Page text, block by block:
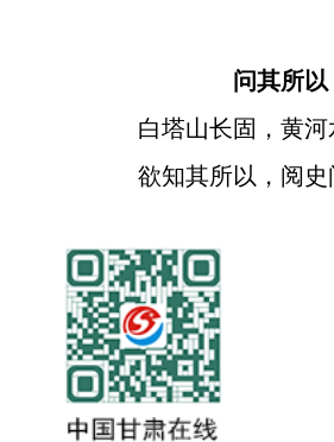
问其所以
白塔山长固，黄河
欲知其所以，阅史